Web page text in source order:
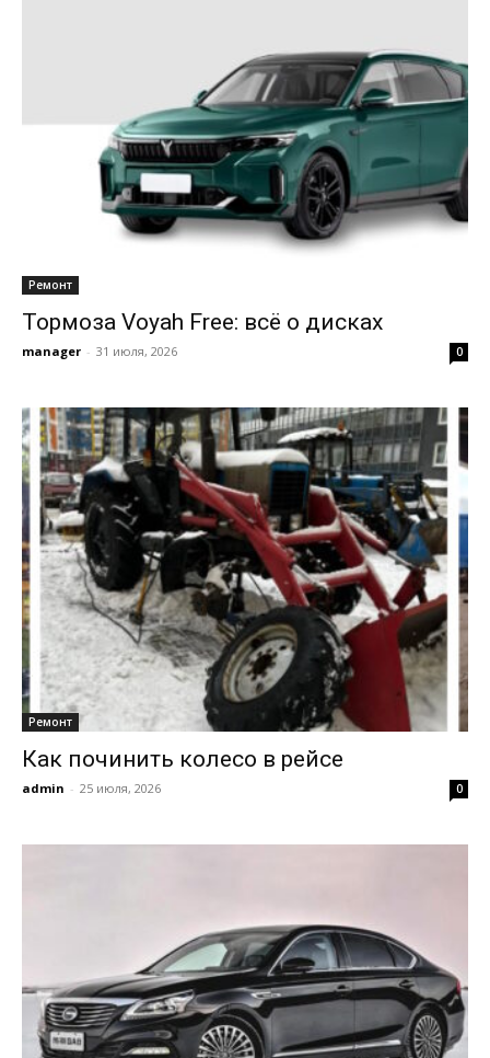
Ремонт
Тормоза Voyah Free: всё о дисках
manager - 31 июля, 2026 0
Ремонт
Как починить колесо в рейсе
admin - 25 июля, 2026 0